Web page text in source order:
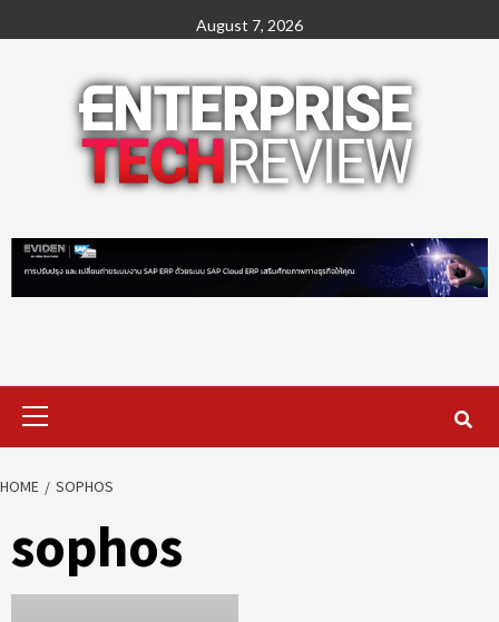
to
August 7, 2026
Primary
Menu
HOME SOPHOS
sophos